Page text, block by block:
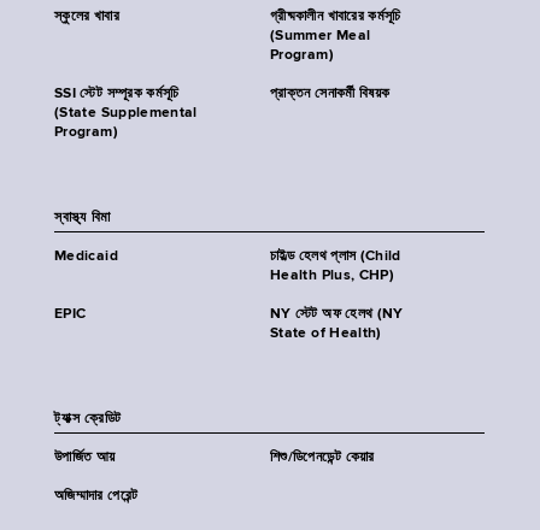
স্কুলের খাবার
গ্রীষ্মকালীন খাবারের কর্মসূচি
(Summer Meal
Program)
SSI স্টেট সম্পূরক কর্মসূচি
(State Supplemental
Program)
প্রাক্তন সেনাকর্মী বিষয়ক
স্বাস্থ্য বিমা
Medicaid
চাইল্ড হেলথ প্লাস (Child
Health Plus, CHP)
EPIC
NY স্টেট অফ হেলথ (NY
State of Health)
ট্যাক্স ক্রেডিট
উপার্জিত আয় শিশু/ডিপেনডেন্ট কেয়ার
অজিম্মাদার পেরেন্ট